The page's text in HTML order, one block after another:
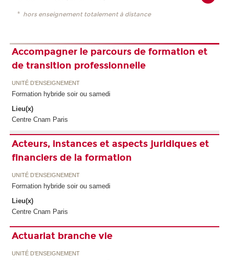
* hors enseignement totalement à distance
Accompagner le parcours de formation et
de transition professionnelle
UNITÉ D’ENSEIGNEMENT
Formation hybride soir ou samedi
Lieu(x)
Centre Cnam Paris
Acteurs, instances et aspects juridiques et
financiers de la formation
UNITÉ D’ENSEIGNEMENT
Formation hybride soir ou samedi
Lieu(x)
Centre Cnam Paris
Actuariat branche vie
UNITÉ D’ENSEIGNEMENT